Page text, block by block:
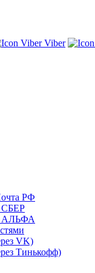
Viber
РФ
СБЕР
АЛЬФА
VK)
Тинькофф)